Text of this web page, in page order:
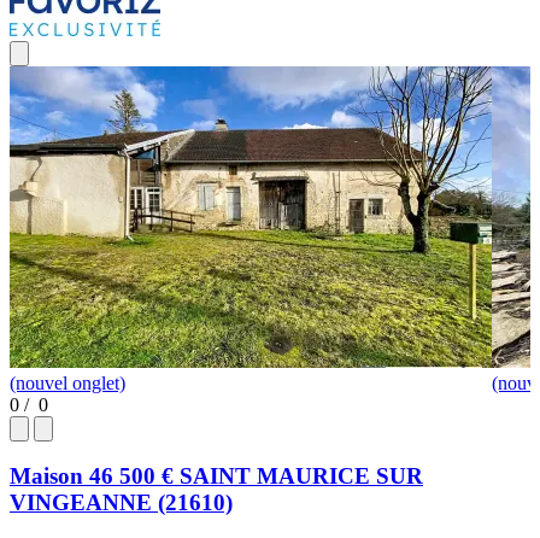
(nouvel onglet)
0 / 0
Maison 46 500 € SAINT MAURICE SUR
VINGEANNE (21610)